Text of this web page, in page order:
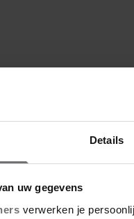
Details
uw gegevens
verwerken je